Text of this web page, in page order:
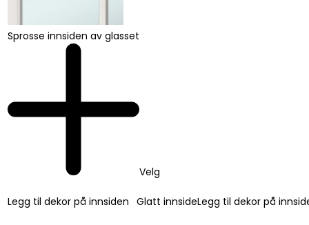
Sprosse innsiden av glasset
Velg
Legg til dekor på innsiden Glatt innsideLegg til dekor på